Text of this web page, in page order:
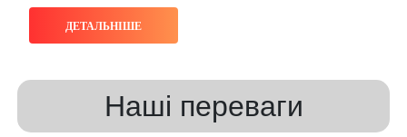
ДЕТАЛЬНІШЕ
Наші переваги